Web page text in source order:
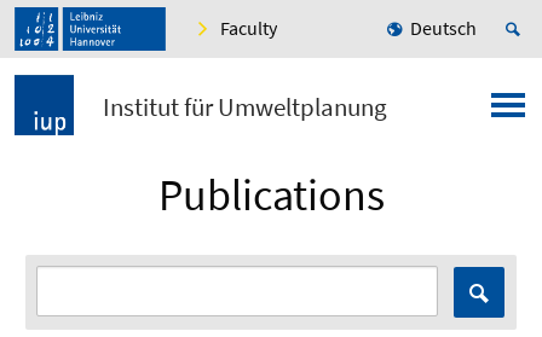
Faculty Deutsch
Institut für Umweltplanung
Publications